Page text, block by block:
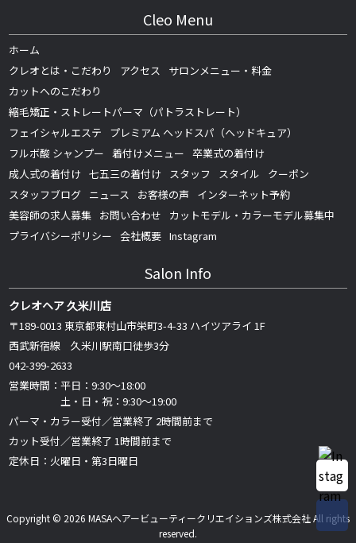
Cleo Menu
ホーム
クレオとは・こだわり
アクセス
サロンメニュー・料金
カットへのこだわり
縮毛矯正・ストレートパーマ（パトラストレート）
フェイシャルエステ
プレミアム ヘッドスパ（ヘッドキュア）
フルボ酸 シャンプー 着付けメニュー 卒業式の着付け
成人式の着付け 七五三の着付け スタッフ スタイル
クーポン
スタッフブログ ニュース お客様の声
インターネット予約
美容師の求人募集 お問い合わせ
カットモデル・カラーモデル募集中
プライバシーポリシー 会社概要 Instagram
Salon Info
クレオヘア 久米川店
〒189-0013 東京都東村山市栄町3-4-33 ハイツアライ 1F
西武新宿線 久米川駅南口徒歩3分
042-399-2633
営業時間：平日：9:30～18:00
土・日・祝：9:30～19:00
パーマ・カラー受付／営業終了 2時間前まで
カット受付／営業終了 1時間前まで
定休日：火曜日・第3日曜日
Copyright © 2026 MASAヘアービューティークリエイションズ株式会社 All rights
reserved.